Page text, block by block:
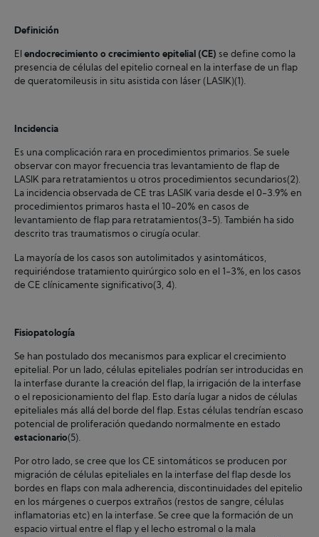
Definición
El endocrecimiento o crecimiento epitelial (CE) se define como la
presencia de células del epitelio corneal en la interfase de un flap
de queratomileusis in situ asistida con láser (LASIK)(1).
Incidencia
Es una complicación rara en procedimientos primarios. Se suele
observar con mayor frecuencia tras levantamiento de flap de
LASIK para retratamientos u otros procedimientos secundarios(2).
La incidencia observada de CE tras LASIK varia desde el 0-3.9% en
procedimientos primaros hasta el 10-20% en casos de
levantamiento de flap para retratamientos(3-5). También ha sido
descrito tras traumatismos o cirugía ocular.
La mayoría de los casos son autolimitados y asintomáticos,
requiriéndose tratamiento quirúrgico solo en el 1-3%, en los casos
de CE clínicamente significativo(3, 4).
Fisiopatología
Se han postulado dos mecanismos para explicar el crecimiento
epitelial. Por un lado, células epiteliales podrían ser introducidas en
la interfase durante la creación del flap, la irrigación de la interfase
o el reposicionamiento del flap. Esto daría lugar a nidos de células
epiteliales más allá del borde del flap. Estas células tendrían escaso
potencial de proliferación quedando normalmente en estado
estacionario(5).
Por otro lado, se cree que los CE sintomáticos se producen por
migración de células epiteliales en la interfase del flap desde los
bordes en flaps con mala adherencia, discontinuidades del epitelio
en los márgenes o cuerpos extraños (restos de sangre, células
inflamatorias etc) en la interfase. Se cree que la formación de un
espacio virtual entre el flap y el lecho estromal o la mala